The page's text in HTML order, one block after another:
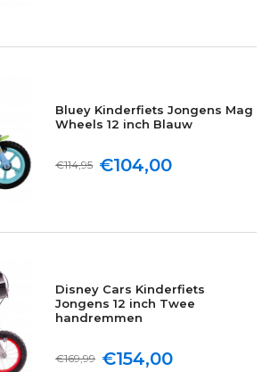
Bluey Kinderfiets Jongens Mag
Wheels 12 inch Blauw
€104,00
€114,95
Disney Cars Kinderfiets
Jongens 12 inch Twee
handremmen
€154,00
€169,99